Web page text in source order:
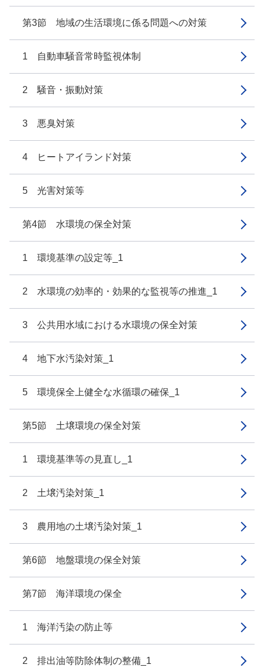
第3節 地域の生活環境に係る問題への対策
1 自動車騒音常時監視体制
2 騒音・振動対策
3 悪臭対策
4 ヒートアイランド対策
5 光害対策等
第4節 水環境の保全対策
1 環境基準の設定等_1
2 水環境の効率的・効果的な監視等の推進_1
3 公共用水域における水環境の保全対策
4 地下水汚染対策_1
5 環境保全上健全な水循環の確保_1
第5節 土壌環境の保全対策
1 環境基準等の見直し_1
2 土壌汚染対策_1
3 農用地の土壌汚染対策_1
第6節 地盤環境の保全対策
第7節 海洋環境の保全
1 海洋汚染の防止等
2 排出油等防除体制の整備_1